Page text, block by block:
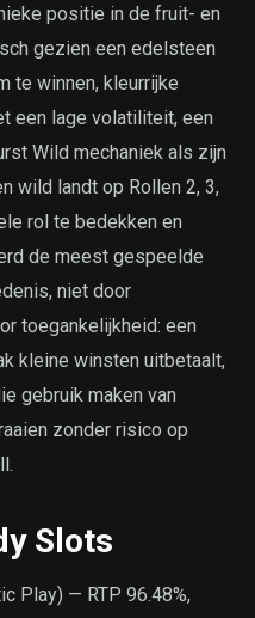
positie in de fruit- en
gezien een edelsteen
te winnen, kleurrijke
een lage volatiliteit, een
Wild mechaniek als zijn
wild landt op Rollen 2, 3,
rol te bedekken en
de meest gespeelde
niet door
toegankelijkheid: een
kleine winsten uitbetaalt,
gebruik maken van
zonder risico op
Slots
Play) — RTP 96.48%,